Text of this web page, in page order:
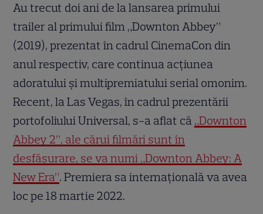
Au trecut doi ani de la lansarea primului
trailer al primului film „Downton Abbey”
(2019), prezentat în cadrul CinemaCon din
anul respectiv, care continua acțiunea
adoratului și multipremiatului serial omonim.
Recent, la Las Vegas, în cadrul prezentării
portofoliului Universal, s-a aflat că „Downton
Abbey 2”, ale cărui filmări sunt în
desfășurare, se va numi „Downton Abbey: A
New Era”. Premiera sa internațională va avea
loc pe 18 martie 2022.